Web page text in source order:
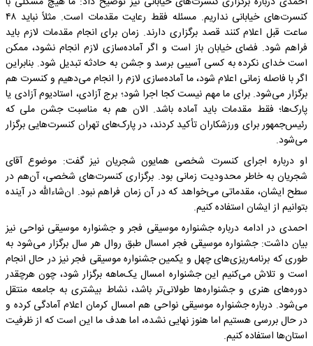
کنسرت‌های خیابانی نداریم. مسئله فقط رعایت مقدمات است. مثلاً نباید ۴۸
ساعت قبل اعلام کنند قصد برگزاری دارند. زمان برای انجام مقدمات لازم باید
فراهم شود. فضای خیابان باز است و اگر آماده‌سازی لازم انجام نشود، ممکن
است خدای نکرده به کسی آسیبی برسد و جشن به حادثه تبدیل شود. بنابراین
اگر با فاصله زمانی اعلام شود، ما آماده‌سازی لازم را انجام می‌دهیم و کنسرت هم
برگزار می‌شود. برای ما مهم نیست کجا اجرا شود؛ برج آزادی، استادیوم آزادی یا
پارک‌ها؛ فقط مقدمات باید آماده باشد. الان هم به مناسبت جشن ملی که
رئیس‌جمهور برای ورزشکاران تأکید کردند، در پارک‌های تهران کنسرت‌هایی برگزار
می‌شود.
او درباره اجرای کنسرت شخصی همایون شجریان نیز گفت: موضوع آقای
شجریان به خاطر محدودیت زمانی بود. برگزاری کنسرت‌های شخصی، آن‌هم در
سطح ایشان، مقدماتی می‌خواهد که در آن زمان فراهم نبود. ان‌شاءالله در آینده
بتوانیم از ایشان استفاده کنیم.
احمدی در ادامه درباره جشنواره موسیقی فجر و جشنواره موسیقی نواحی نیز
بیان داشت: جشنواره موسیقی فجر امسال طبق روال هر سال برگزار می‌شود به
طوری که برنامه‌ریزی‌های چهل و یکمین جشنواره موسیقی فجر نیز در حال انجام
است و تلاش می‌کنیم این جشنواره امسال یک‌ماهه برگزار شود، چون هرچقدر
دوره‌های هنری و جشنواره‌ها طولانی‌تر باشد، نشاط بیشتری به جامعه منتقل
می‌شود. درباره جشنواره موسیقی نواحی هم امسال کرمان اعلام آمادگی کرده و
در حال بررسی هستیم اما هنوز نهایی نشده، اما هدف ما این است که از ظرفیت
استان‌ها استفاده کنیم.